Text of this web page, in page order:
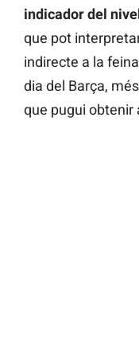
indicador del
que pot
indirecte a la
dia del Barça,
que pugui obtenir